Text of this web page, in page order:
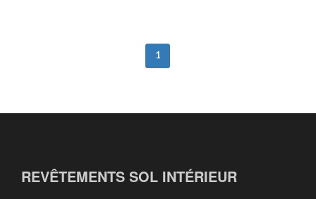
1
REVÊTEMENTS SOL INTÉRIEUR